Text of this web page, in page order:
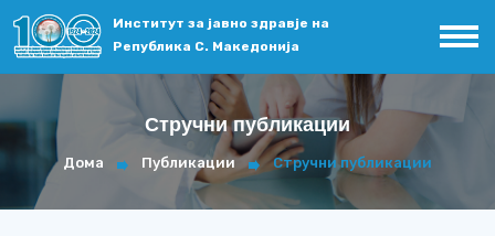
Институт за јавно здравје на
Република С. Македонија
Стручни публикации
Дома Публикации Стручни публикации